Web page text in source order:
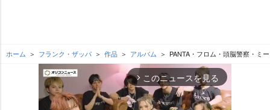
ホーム フランク・ザッパ 作品 アルバム PANTA・フロム・頭脳警察・ミ
arrow_forward_ios このニュースを見る